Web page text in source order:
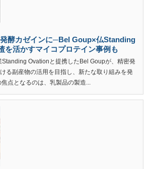
酵カゼインに─Bel Goup×仏Standing
を活かすマイコプロテイン事例も
Ovationと提携したBel Goupが、精密発
る副産物の活用を目指し、新たな取り組みを発
点となるのは、乳製品の製造...